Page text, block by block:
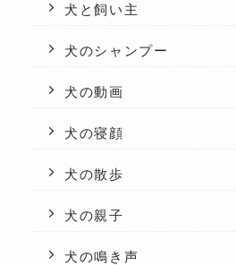
犬と飼い主
犬のシャンプー
犬の動画
犬の寝顔
犬の散歩
犬の親子
犬の鳴き声